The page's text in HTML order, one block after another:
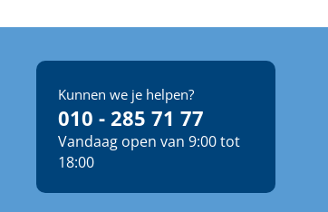
Kunnen we je helpen?
010 - 285 71 77
Vandaag open van 9:00 tot
18:00